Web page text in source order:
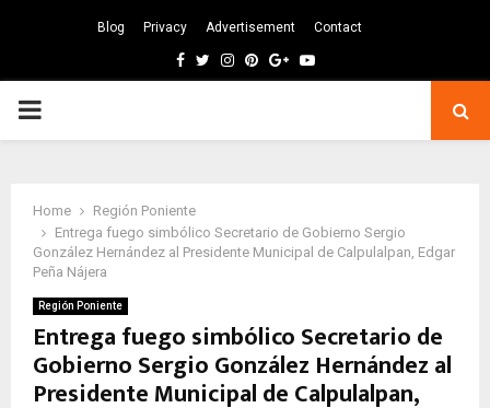
Blog Privacy Advertisement Contact
Facebook
TwitterInstagram
Pinterest
GoogleYoutube
PRIMARY
Home
Región Poniente
Entrega fuego simbólico Secretario de Gobierno Sergio
González Hernández al Presidente Municipal de Calpulalpan, Edgar
Peña Nájera
Región Poniente
Entrega fuego simbólico Secretario de
Gobierno Sergio González Hernández al
Presidente Municipal de Calpulalpan,